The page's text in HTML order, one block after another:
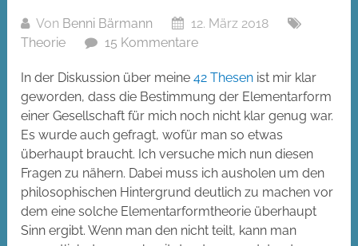
Von Benni Bärmann
12. März 2018
Theorie
15 Kommentare
In der Diskussion über meine42 Thesen ist mir klar
geworden, dass die Bestimmung der Elementarform
einer Gesellschaft für mich noch nicht klar genug war.
Es wurde auch gefragt, wofür man so etwas
überhaupt braucht. Ich versuche mich nun diesen
Fragen zu nähern. Dabei muss ich ausholen um den
philosophischen Hintergrund deutlich zu machen vor
dem eine solche Elementarformtheorie überhaupt
Sinn ergibt. Wenn man den nicht teilt, kann man